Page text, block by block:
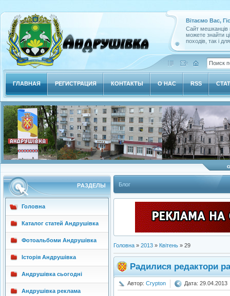
Вітаємо Вас,
Сайт мешканців
можете знайти
походів, так і
ГЛАВНАЯ РЕГИСТРАЦИЯ КОНТАКТЫ О НАС RSS
РAЗДЕЛЫ
Головна
Каталог статей Андрушівка
Фотоальбоми Андрушівка
Історія Андрушівка
Андрушівка сьогодні
Андрушівка реклама
Блог
Головна » 2013 » Квітень » 29
Радилися редактори
Автор: Crypton Дата: 29.04.2013